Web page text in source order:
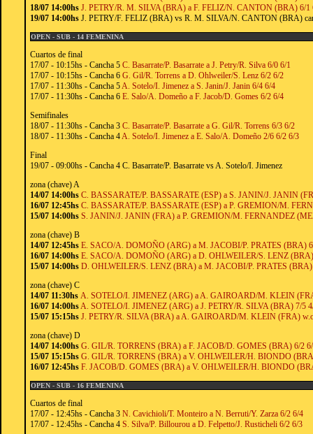
18/07 14:00hs J. PETRY/R. M. SILVA (BRA) a F. FELIZ/N. CANTON (BRA) 6/1
19/07 14:00hs J. PETRY/F. FELIZ (BRA) vs R. M. SILVA/N. CANTON (BRA)
OPEN - SUB - 14 FEMENINA
Cuartos de final
17/07 - 10:15hs - Cancha 5 C. Basarrate/P. Basarrate a J. Petry/R. Silva 6/0 6/1
17/07 - 10:15hs - Cancha 6 G. Gil/R. Torrens a D. Ohlweiler/S. Lenz 6/2 6/2
17/07 - 11:30hs - Cancha 5A. Sotelo/I. Jimenez a S. Janin/J. Janin 6/4 6/4
17/07 - 11:30hs - Cancha 6 E. Salo/A. Domeño a F. Jacob/D. Gomes 6/2 6/4
Semifinales
18/07 - 11:30hs - Cancha 3 C. Basarrate/P. Basarrate a G. Gil/R. Torrens 6/3 6/2
18/07 - 11:30hs - Cancha 4A. Sotelo/I. Jimenez a E. Salo/A. Domeño 2/6 6/2 6/3
Final
19/07 - 09:00hs - Cancha 4 C. Basarrate/P. Basarrate vs A. Sotelo/I. Jimenez
zona (chave) A
14/07 14:00hs C. BASSARATE/P. BASSARATE (ESP) a S. JANIN/J. JANIN
16/07 12:45hs C. BASSARATE/P. BASSARATE (ESP) a P. GREMION/M.
15/07 14:00hs S. JANIN/J. JANIN (FRA) a P. GREMION/M. FERNANDEZ
zona (chave) B
14/07 12:45hs E. SACO/A. DOMOÑO (ARG) a M. JACOBI/P. PRATES (BRA)
16/07 14:00hs E. SACO/A. DOMOÑO (ARG) a D. OHLWEILER/S. LENZ
15/07 14:00hs D. OHLWEILER/S. LENZ (BRA) a M. JACOBI/P. PRATES (BRA)
zona (chave) C
14/07 11:30hs A. SOTELO/I. JIMENEZ (ARG) a A. GAIROARD/M. KLEIN
16/07 14:00hsA. SOTELO/I. JIMENEZ (ARG) a J. PETRY/R. SILVA (BRA) 7/5
15/07 15:15hs J. PETRY/R. SILVA (BRA) a A. GAIROARD/M. KLEIN (FRA)
zona (chave) D
14/07 14:00hs G. GIL/R. TORRENS (BRA) a F. JACOB/D. GOMES (BRA) 6/2
15/07 15:15hs G. GIL/R. TORRENS (BRA) a V. OHLWEILER/H. BIONDO
16/07 12:45hs F. JACOB/D. GOMES (BRA) a V. OHLWEILER/H. BIONDO
OPEN - SUB - 16 FEMENINA
Cuartos de final
17/07 - 12:45hs - Cancha 3 N. Cavichioli/T. Monteiro a N. Berruti/Y. Zarza 6/2 6/4
17/07 - 12:45hs - Cancha 4 S. Silva/P. Billourou a D. Felpetto/J. Rusticheli 6/2 6/3